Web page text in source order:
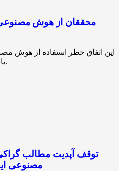
محققان از هوش
این اتفاق خطر استفاده از هوش
با کشندگی بالا را برجسته می‌کند.
توقف آپدیت مطالب
مصنوعی